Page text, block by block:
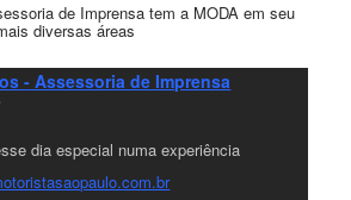
de Imprensa tem a MODA em seu
diversas áreas
- Assessoria de Imprensa
dia especial numa experiência